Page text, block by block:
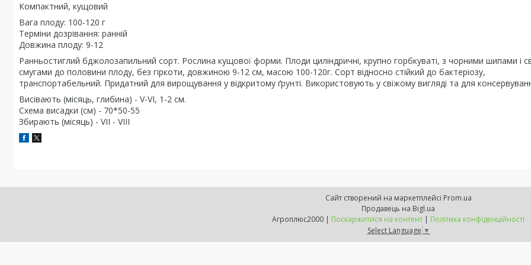
Компактний, кущовий
Вага плоду: 100-120 г
Терміни дозрівання: ранній
Довжина плоду: 9-12
Ранньостиглий бджолозапильний сорт. Рослина кущової форми. Плоди циліндричні, крупно горбкуваті, з чорними шипами і
смугами до половини плоду, без гіркоти, довжиною 9-12 см, масою 100-120г. Сорт відносно стійкий до бактеріозу,
транспортабельний. Придатний для вирощування у відкритому ґрунті. Використовують у свіжому вигляді та для
Висівають (місяць, глибина) - V-VI, 1-2 см.
Схема висадки (см) - 70*50-55
Збирають (місяць) - VII - VIII
Сайт створений на маркетплейсі Prom.ua
Продавець на Bigl.ua
Агроплюс2000 | Поскаржитися на контент | Політика конфіденційності
Select Language ▼